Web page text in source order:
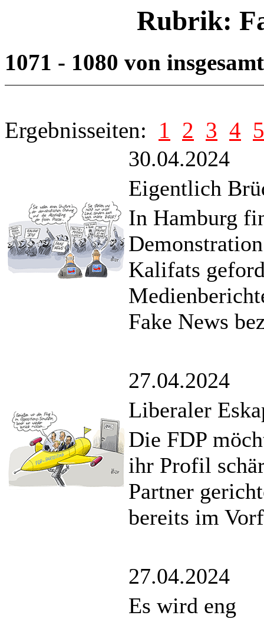
Rubrik:
1071 - 1080 von
Ergebnisseiten: 1 2 3 4 5
30.04.2024
Eigentlich
In Hamburg
Kalifats
Fake News
27.04.2024
Liberaler
Die FDP
ihr Profil
Partner
bereits im
27.04.2024
Es wird eng